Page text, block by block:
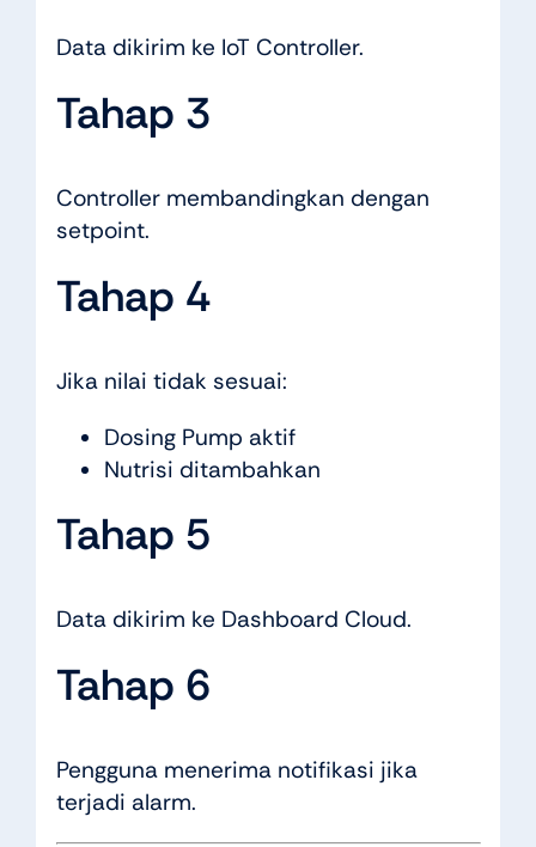
Data dikirim ke IoT Controller.
Tahap 3
Controller membandingkan dengan
setpoint.
Tahap 4
Jika nilai tidak sesuai:
Dosing Pump aktif
Nutrisi ditambahkan
Tahap 5
Data dikirim ke Dashboard Cloud.
Tahap 6
Pengguna menerima notifikasi jika
terjadi alarm.